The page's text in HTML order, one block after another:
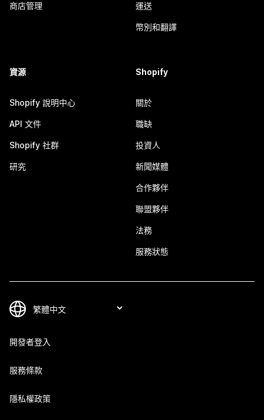
商店管理 運送
幣別和翻譯
資源
Shopify 說明中心
API 文件
Shopify 社群
研究
Shopify
關於
職缺
投資人
新聞媒體
合作夥伴
聯盟夥伴
法務
服務狀態
開發者登入
服務條款
隱私權政策